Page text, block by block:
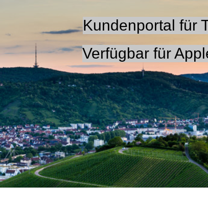
Kundenportal für
Verfügbar für